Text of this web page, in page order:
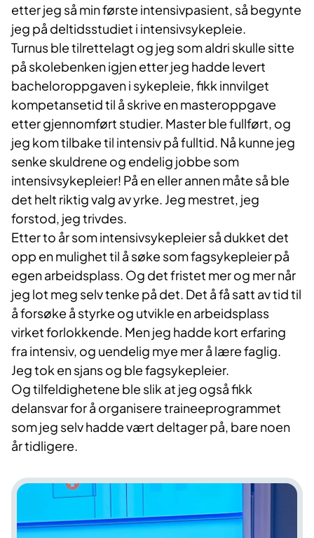
etter jeg så min første intensivpasient, så begynte
jeg på deltidsstudiet i intensivsykepleie.
Turnus ble tilrettelagt og jeg som aldri skulle sitte
på skolebenken igjen etter jeg hadde levert
bacheloroppgaven i sykepleie, fikk innvilget
kompetansetid til å skrive en masteroppgave
etter gjennomført studier. Master ble fullført, og
jeg kom tilbake til intensiv på fulltid. Nå kunne jeg
senke skuldrene og endelig jobbe som
intensivsykepleier! På en eller annen måte så ble
det helt riktig valg av yrke. Jeg mestret, jeg
forstod, jeg trivdes.
Etter to år som intensivsykepleier så dukket det
opp en mulighet til å søke som fagsykepleier på
egen arbeidsplass. Og det fristet mer og mer når
jeg lot meg selv tenke på det. Det å få satt av tid til
å forsøke å styrke og utvikle en arbeidsplass
virket forlokkende. Men jeg hadde kort erfaring
fra intensiv, og uendelig mye mer å lære faglig.
Jeg tok en sjans og ble fagsykepleier.
Og tilfeldighetene ble slik at jeg også fikk
delansvar for å organisere traineeprogrammet
som jeg selv hadde vært deltager på, bare noen
år tidligere.